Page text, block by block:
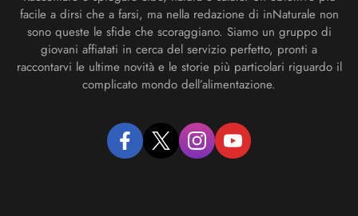
facile a dirsi che a farsi, ma nella redazione di inNaturale non
sono queste le sfide che scoraggiano. Siamo un gruppo di
giovani affiatati in cerca del servizio perfetto, pronti a
raccontarvi le ultime novità e le storie più particolari riguardo il
complicato mondo dell’alimentazione.
facebooktwitter instagramyoutube